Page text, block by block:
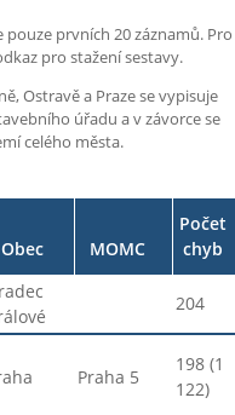
pouze prvních 20 záznamů. Pro
pro stažení sestavy.
Ostravě a Praze se vypisuje
úřadu a v závorce se
celého města.
Obec MOMC
Počet
chyb
204
Praha 5
198 (1
122)